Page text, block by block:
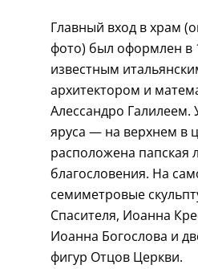
Главный вход в храм
фото) был оформлен в
известным
архитектором и
Алессандро Галилеем.
яруса — на верхнем в
расположена папская
благословения. На
семиметровые
Спасителя, Иоанна
Иоанна Богослова и
фигур Отцов Церкви.